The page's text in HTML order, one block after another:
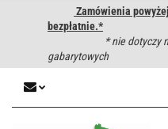
Zamówienia
bezpłatnie.*
* nie dotyczy
gabarytowych